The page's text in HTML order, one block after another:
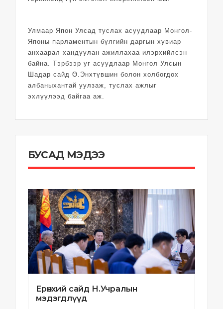
Улмаар Япон Улсад туслах асуудлаар Монгол-
Японы парламентын бүлгийн даргын хувиар
анхаарал хандуулан ажиллахаа илэрхийлсэн
байна. Тэрбээр уг асуудлаар Монгол Улсын
Шадар сайд Ө.Энхтүвшин болон холбогдох
албаныхантай уулзаж, туслах ажлыг
эхлүүлээд байгаа аж.
БУСАД МЭДЭЭ
Ерөнхий сайд Н.Учралын
мэдэгдлүүд